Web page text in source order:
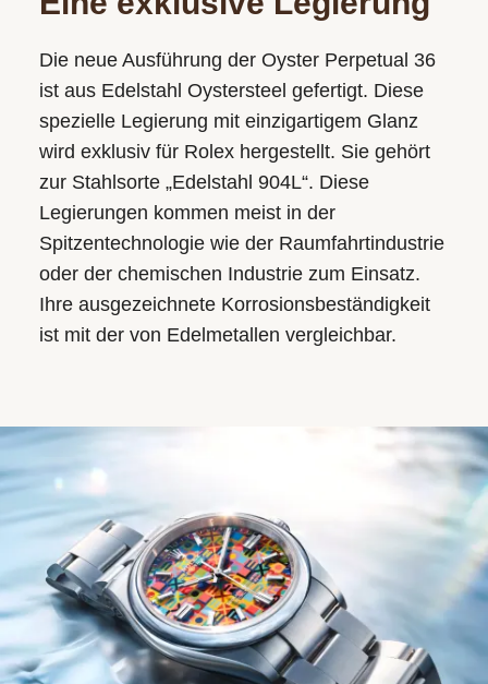
Die neue Ausführung der Oyster Perpetual 36
ist aus Edelstahl Oystersteel gefertigt. Diese
spezielle Legierung mit einzigartigem Glanz
wird exklusiv für Rolex hergestellt. Sie gehört
zur Stahlsorte „Edelstahl 904L“. Diese
Legierungen kommen meist in der
Spitzentechnologie wie der Raumfahrtindustrie
oder der chemischen Industrie zum Einsatz.
Ihre ausgezeichnete Korrosionsbeständigkeit
ist mit der von Edelmetallen vergleichbar.